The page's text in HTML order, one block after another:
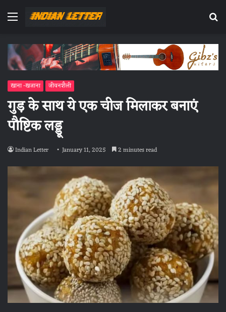
Menu
खाना -खजाना जीवनशैली
गुड़ के साथ ये एक चीज मिलाकर बनाएं
पौष्टिक लड्डू
Indian Letter January 11, 2025 2 minutes read